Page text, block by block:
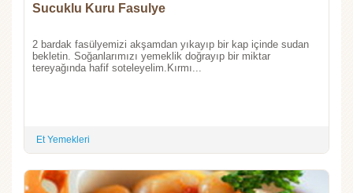
Sucuklu Kuru Fasulye
2 bardak fasülyemizi akşamdan yıkayıp bir kap içinde sudan
bekletin. Soğanlarımızı yemeklik doğrayıp bir miktar
tereyağında hafif soteleyelim.Kırmı...
Et Yemekleri